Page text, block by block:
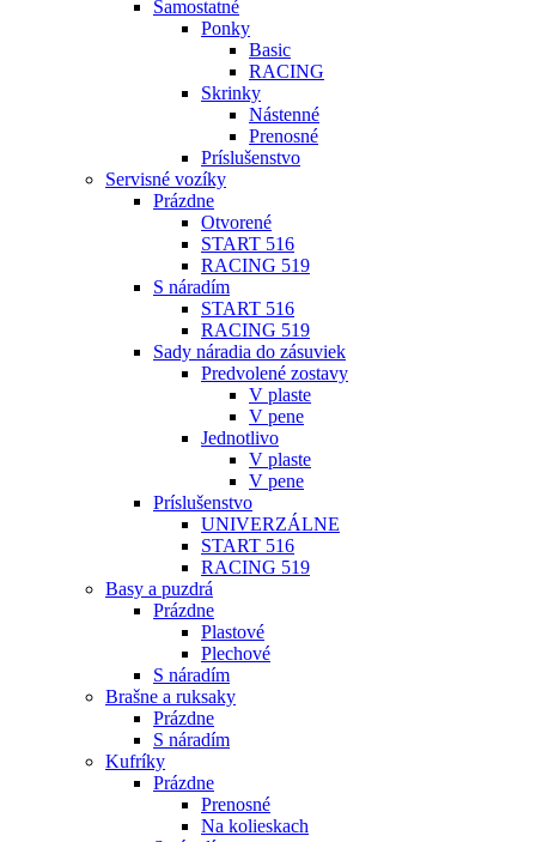
Samostatné
Ponky
Basic
RACING
Skrinky
Nástenné
Prenosné
Príslušenstvo
Servisné vozíky
Prázdne
Otvorené
START 516
RACING 519
S náradím
START 516
RACING 519
Sady náradia do zásuviek
Predvolené zostavy
V plaste
V pene
Jednotlivo
V plaste
V pene
Príslušenstvo
UNIVERZÁLNE
START 516
RACING 519
Basy a puzdrá
Prázdne
Plastové
Plechové
S náradím
Brašne a ruksaky
Prázdne
S náradím
Kufríky
Prázdne
Prenosné
Na kolieskach